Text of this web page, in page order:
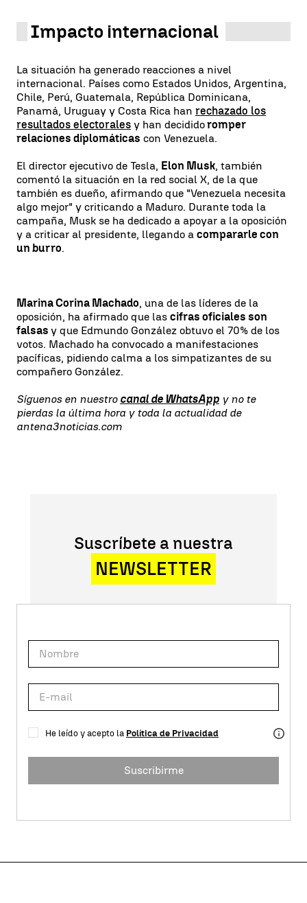
Impacto internacional
La situación ha generado reacciones a nivel
internacional. Países como Estados Unidos, Argentina,
Chile, Perú, Guatemala, República Dominicana,
Panamá, Uruguay y Costa Rica han rechazado los
resultados electorales y han decididoromper
relaciones diplomáticas con Venezuela.
El director ejecutivo de Tesla, Elon Musk, también
comentó la situación en la red social X, de la que
también es dueño, afirmando que "Venezuela necesita
algo mejor" y criticando a Maduro. Durante toda la
campaña, Musk se ha dedicado a apoyar a la oposición
y a criticar al presidente, llegando a compararle con
un burro.
Marina Corina Machado, una de las líderes de la
oposición, ha afirmado que las cifras oficiales son
falsas y que Edmundo González obtuvo el 70% de los
votos. Machado ha convocado a manifestaciones
pacíficas, pidiendo calma a los simpatizantes de su
compañero González.
Síguenos en nuestro canal de WhatsApp y no te
pierdas la última hora y toda la actualidad de
antena3noticias.com
Suscríbete a nuestra
NEWSLETTER
He leído y acepto la Política de Privacidad
Suscribirme